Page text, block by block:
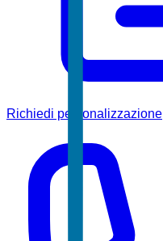
Richiedi personalizzazione